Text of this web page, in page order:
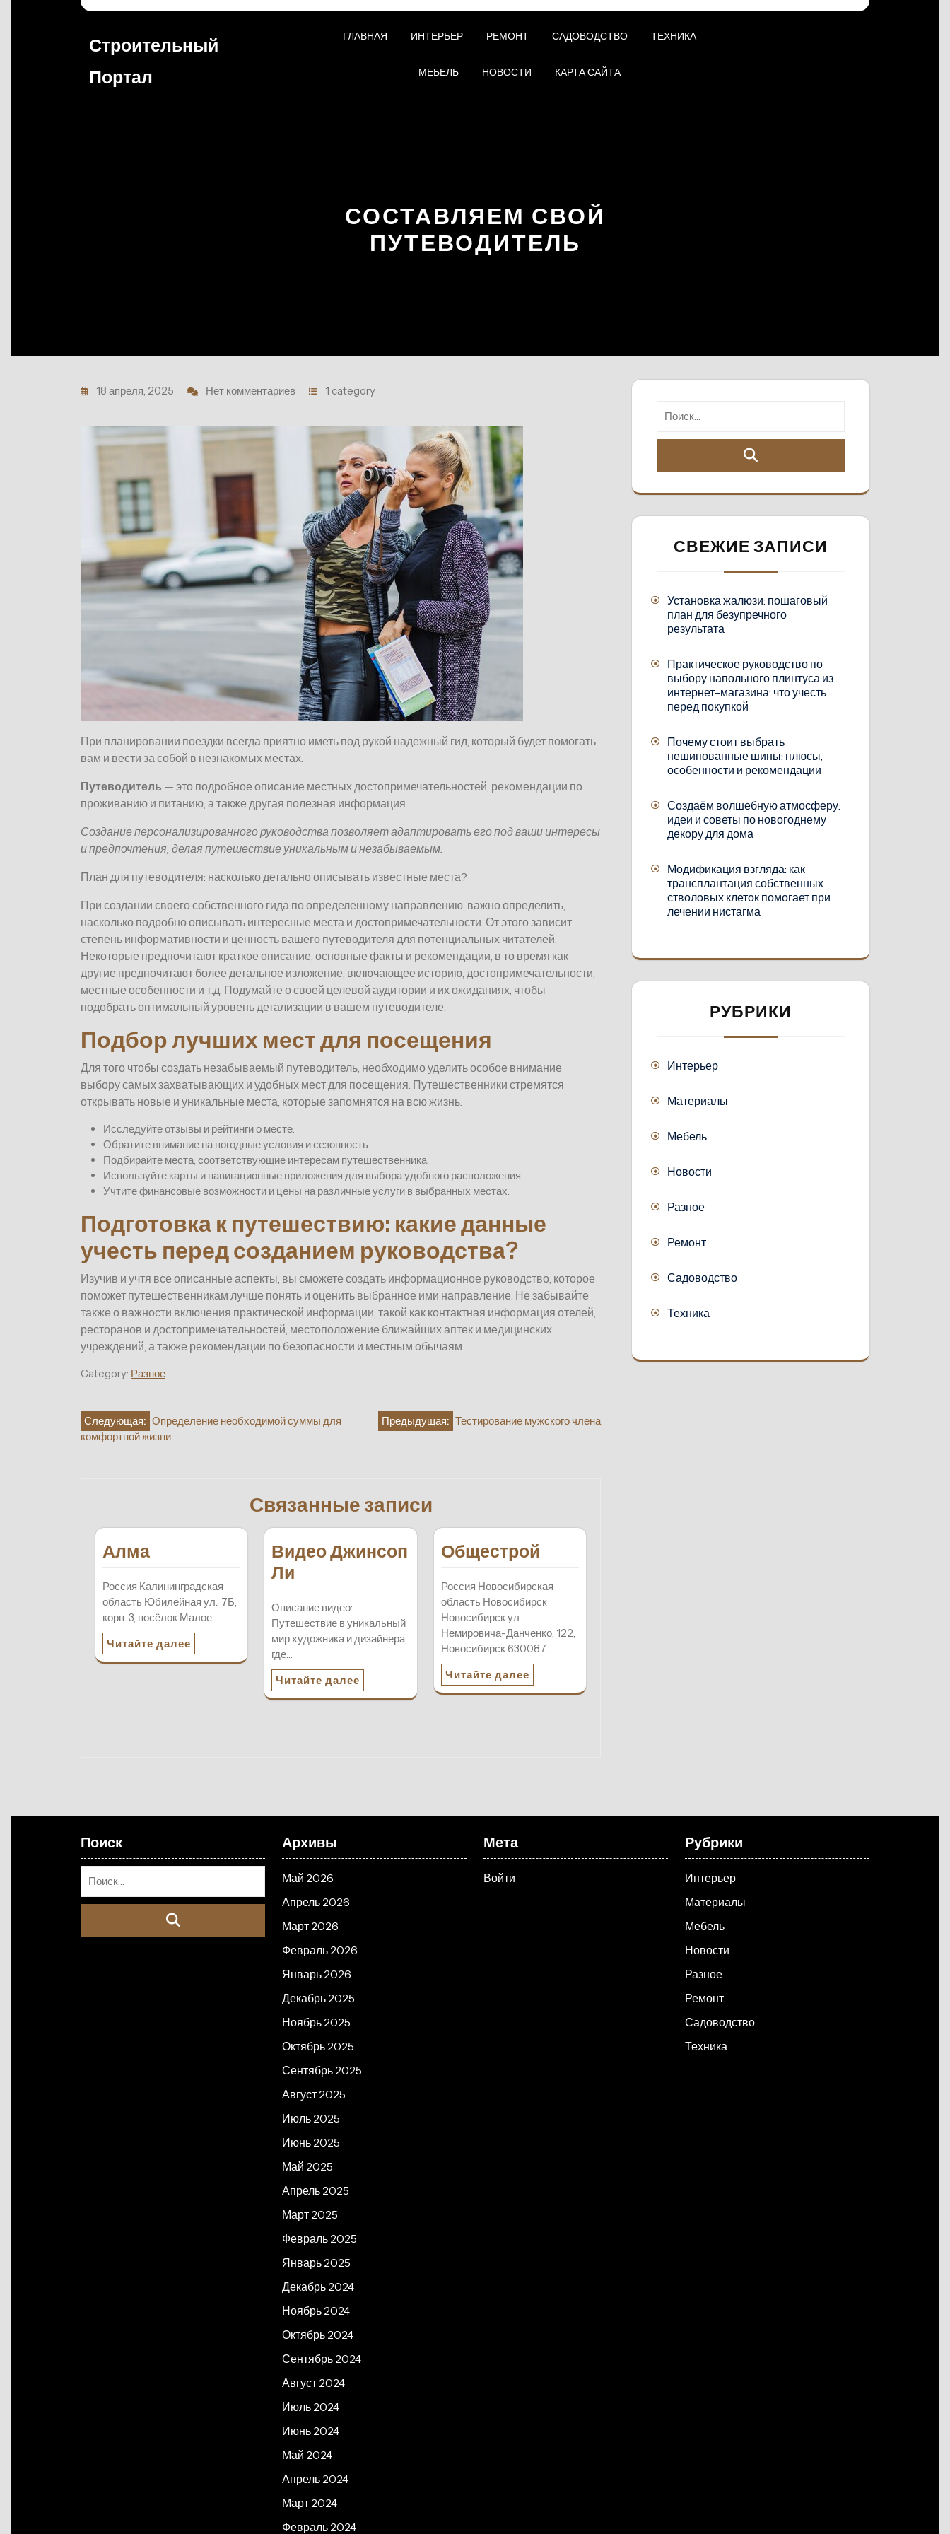
Строительный
Портал
ГЛАВНАЯ ИНТЕРЬЕР РЕМОНТ САДОВОДСТВО ТЕХНИКА
МЕБЕЛЬ НОВОСТИ КАРТА САЙТА
СОСТАВЛЯЕМ СВОЙ
ПУТЕВОДИТЕЛЬ
18 апреля, 2025 Нет комментариев 1 category
При планировании поездки всегда приятно иметь под рукой надежный гид, который будет помогать
вам и вести за собой в незнакомых местах.
Путеводитель — это подробное описание местных достопримечательностей, рекомендации по
проживанию и питанию, а также другая полезная информация.
Создание персонализированного руководства позволяет адаптировать его под ваши интересы
и предпочтения, делая путешествие уникальным и незабываемым.
План для путеводителя: насколько детально описывать известные места?
При создании своего собственного гида по определенному направлению, важно определить,
насколько подробно описывать интересные места и достопримечательности. От этого зависит
степень информативности и ценность вашего путеводителя для потенциальных читателей.
Некоторые предпочитают краткое описание, основные факты и рекомендации, в то время как
другие предпочитают более детальное изложение, включающее историю, достопримечательности,
местные особенности и т.д. Подумайте о своей целевой аудитории и их ожиданиях, чтобы
подобрать оптимальный уровень детализации в вашем путеводителе.
Подбор лучших мест для посещения
Для того чтобы создать незабываемый путеводитель, необходимо уделить особое внимание
выбору самых захватывающих и удобных мест для посещения. Путешественники стремятся
открывать новые и уникальные места, которые запомнятся на всю жизнь.
Исследуйте отзывы и рейтинги о месте.
Обратите внимание на погодные условия и сезонность.
Подбирайте места, соответствующие интересам путешественника.
Используйте карты и навигационные приложения для выбора удобного расположения.
Учтите финансовые возможности и цены на различные услуги в выбранных местах.
Подготовка к путешествию: какие данные
учесть перед созданием руководства?
Изучив и учтя все описанные аспекты, вы сможете создать информационное руководство, которое
поможет путешественникам лучше понять и оценить выбранное ими направление. Не забывайте
также о важности включения практической информации, такой как контактная информация отелей,
ресторанов и достопримечательностей, местоположение ближайших аптек и медицинских
учреждений, а также рекомендации по безопасности и местным обычаям.
Category: Разное
Навигация
Предыдущая: Тестирование мужского члена
Следующая: Определение необходимой суммы для
комфортной жизни
Связанные записи
Алма
Россия Калининградская
область Юбилейная ул., 7Б,
корп. 3, посёлок Малое…
Читайте далее
Видео Джинсоп
Ли
Описание видео:
Путешествие в уникальный
мир художника и дизайнера,
где…
Читайте далее
Общестрой
Россия Новосибирская
область Новосибирск
Новосибирск ул.
Немировича-Данченко, 122,
Новосибирск 630087…
Читайте далее
СВЕЖИЕ ЗАПИСИ
Установка жалюзи: пошаговый
план для безупречного
результата
Практическое руководство по
выбору напольного плинтуса из
интернет-магазина: что учесть
перед покупкой
Почему стоит выбрать
нешипованные шины: плюсы,
особенности и рекомендации
Создаём волшебную атмосферу:
идеи и советы по новогоднему
декору для дома
Модификация взгляда: как
трансплантация собственных
стволовых клеток помогает при
лечении нистагма
РУБРИКИ
Интерьер
Материалы
Мебель
Новости
Разное
Ремонт
Садоводство
Техника
Поиск Архивы
Май 2026
Апрель 2026
Март 2026
Февраль 2026
Январь 2026
Декабрь 2025
Ноябрь 2025
Октябрь 2025
Сентябрь 2025
Август 2025
Июль 2025
Июнь 2025
Май 2025
Апрель 2025
Март 2025
Февраль 2025
Январь 2025
Декабрь 2024
Ноябрь 2024
Октябрь 2024
Сентябрь 2024
Август 2024
Июль 2024
Июнь 2024
Май 2024
Апрель 2024
Март 2024
Февраль 2024
Мета
Войти
Рубрики
Интерьер
Материалы
Мебель
Новости
Разное
Ремонт
Садоводство
Техника